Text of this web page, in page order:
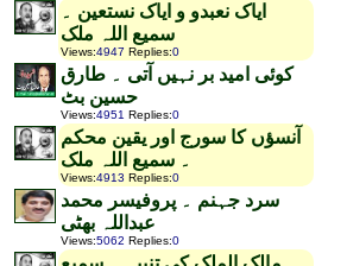
ایاک نعبدو و ایاک نستعین ۔
سمیع اللہ ملک
Views:4947 Replies:0
کوئی امید بر نہیں آتی ۔ طارق
حسین بٹ
Views:4951 Replies:0
آنسؤں کا سورج اور یقین محکم
۔ سمیع اللہ ملک
Views:4913 Replies:0
سرد جہنم ۔ پروفیسر محمد
عبداللہ بھٹی
Views:5062 Replies:0